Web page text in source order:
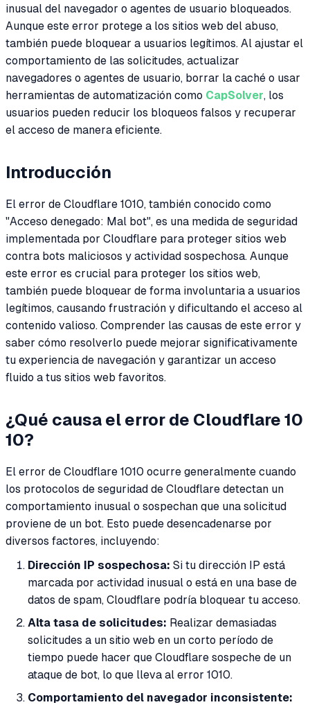
inusual del navegador o agentes de usuario bloqueados.
Aunque este error protege a los sitios web del abuso,
también puede bloquear a usuarios legítimos. Al ajustar el
comportamiento de las solicitudes, actualizar
navegadores o agentes de usuario, borrar la caché o usar
herramientas de automatización como CapSolver, los
usuarios pueden reducir los bloqueos falsos y recuperar
el acceso de manera eficiente.
Introducción
El error de Cloudflare 1010, también conocido como
"Acceso denegado: Mal bot", es una medida de seguridad
implementada por Cloudflare para proteger sitios web
contra bots maliciosos y actividad sospechosa. Aunque
este error es crucial para proteger los sitios web,
también puede bloquear de forma involuntaria a usuarios
legítimos, causando frustración y dificultando el acceso al
contenido valioso. Comprender las causas de este error y
saber cómo resolverlo puede mejorar significativamente
tu experiencia de navegación y garantizar un acceso
fluido a tus sitios web favoritos.
¿Qué causa el error de Cloudflare 10
10?
El error de Cloudflare 1010 ocurre generalmente cuando
los protocolos de seguridad de Cloudflare detectan un
comportamiento inusual o sospechan que una solicitud
proviene de un bot. Esto puede desencadenarse por
diversos factores, incluyendo:
Dirección IP sospechosa: Si tu dirección IP está
marcada por actividad inusual o está en una base de
datos de spam, Cloudflare podría bloquear tu acceso.
Alta tasa de solicitudes: Realizar demasiadas
solicitudes a un sitio web en un corto período de
tiempo puede hacer que Cloudflare sospeche de un
ataque de bot, lo que lleva al error 1010.
Comportamiento del navegador inconsistente: